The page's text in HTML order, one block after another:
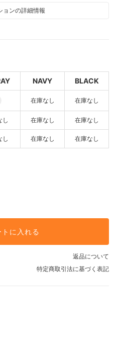
ョンの詳細情報
H/GRAY
3,894円(税込)
SOLD OUT
6,490円(税込)
SOLD OUT
NAVY
6,490円(税込)
NAVY BLACK
在庫なし 在庫なし
し 在庫なし 在庫なし
し 在庫なし 在庫なし
トに入れる
返品について
特定商取引法に基づく表記